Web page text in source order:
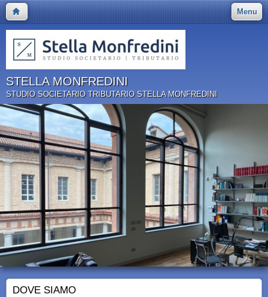
Menu
STELLA MONFREDINI
STUDIO SOCIETARIO TRIBUTARIO STELLA MONFREDINI
DOVE SIAMO